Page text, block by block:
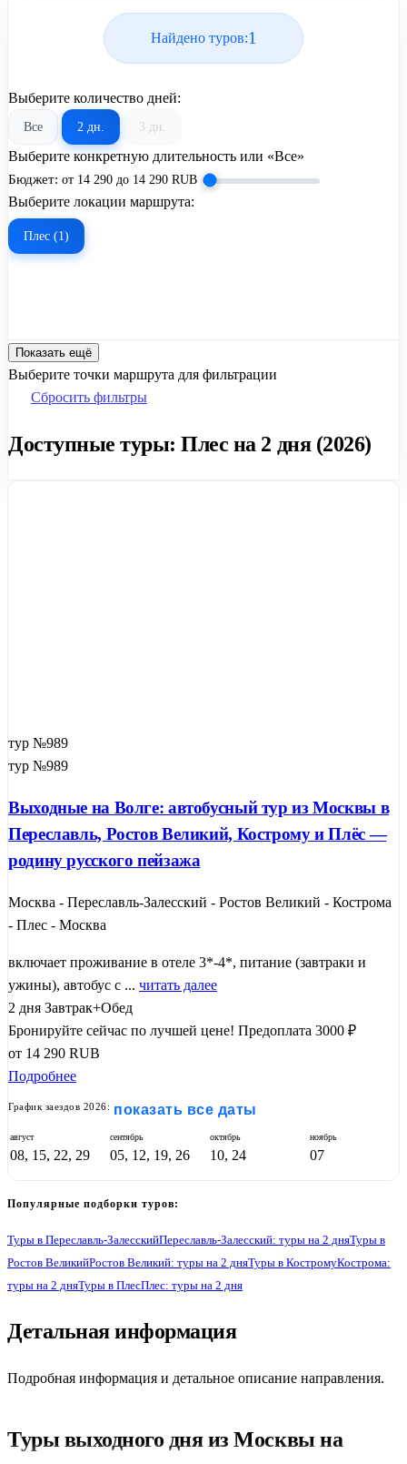
Найдено туров:1
Выберите количество дней:
Все 2 дн. 3 дн.
Выберите конкретную длительность или «Все»
Бюджет: от 14 290 до 14 290 RUB
Выберите локации маршрута:
Плес (1)
Показать ещё
Выберите точки маршрута для фильтрации
Сбросить фильтры
Доступные туры: Плес на 2 дня (2026)
1
тур №989
тур №989
Выходные на Волге: автобусный тур из Москвы в
Переславль, Ростов Великий, Кострому и Плёс —
родину русского пейзажа
Москва - Переславль-Залесский - Ростов Великий - Кострома
- Плес - Москва
включает проживание в отеле 3*-4*, питание (завтраки и
ужины), автобус с ... читать далее
2 дня Завтрак+Обед
Бронируйте сейчас по лучшей цене! Предоплата 3000 ₽
от 14 290 RUB
Подробнее
График заездов 2026: показать все даты
август
08, 15, 22, 29
сентябрь
05, 12, 19, 26
октябрь
10, 24
ноябрь
07
Популярные подборки туров:
Туры в Переславль-ЗалесскийПереславль-Залесский: туры на 2 дняТуры в
Ростов ВеликийРостов Великий: туры на 2 дняТуры в КостромуКострома:
туры на 2 дняТуры в ПлесПлес: туры на 2 дня
Детальная информация
Подробная информация и детальное описание направления.
Туры выходного дня из Москвы на